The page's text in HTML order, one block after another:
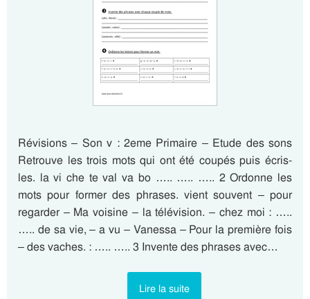
Révisions – Son v : 2eme Primaire – Etude des sons
Retrouve les trois mots qui ont été coupés puis écris-
les. la vi che te val va bo ….. ….. ….. 2 Ordonne les
mots pour former des phrases. vient souvent – pour
regarder – Ma voisine – la télévision. – chez moi : …..
….. de sa vie, – a vu – Vanessa – Pour la première fois
– des vaches. : ….. ….. 3 Invente des phrases avec…
Lire la suite